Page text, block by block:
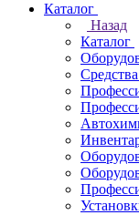
Каталог
Назад
Каталог